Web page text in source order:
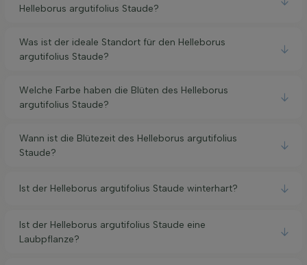
Helleborus argutifolius Staude?
Was ist der ideale Standort für den Helleborus
argutifolius Staude?
Welche Farbe haben die Blüten des Helleborus
argutifolius Staude?
Wann ist die Blütezeit des Helleborus argutifolius
Staude?
Ist der Helleborus argutifolius Staude winterhart?
Ist der Helleborus argutifolius Staude eine
Laubpflanze?